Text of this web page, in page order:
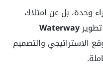
وحدة، بل عن امتلاك
Waterway
الاستراتيجي والتصميم